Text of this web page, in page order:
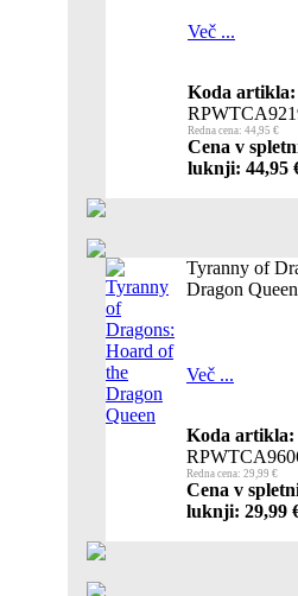
Več ...
Koda artikla:
Redna cena: 44,95 €
Cena v
luknji: 44,95
Tyranny of
Dragon Queen
Več ...
Koda artikla:
Redna cena: 29,99 €
Cena v
luknji: 29,99